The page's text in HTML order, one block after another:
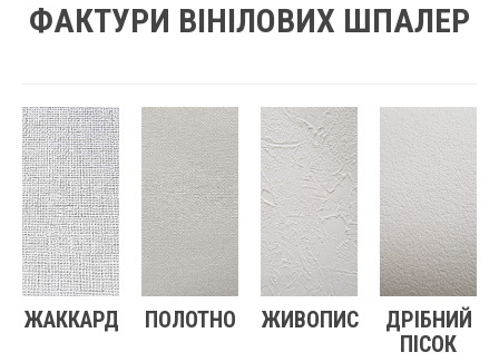
ФАКТУРИ ВІНІЛОВИХ ШПАЛЕР
ЖАККАРД ПОЛОТНО ЖИВОПИС
ДРІБНИЙ
ПІСОК